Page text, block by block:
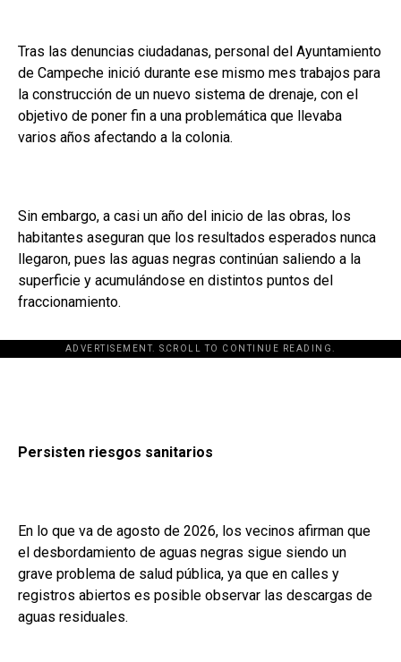
Tras las denuncias ciudadanas, personal del Ayuntamiento
de Campeche inició durante ese mismo mes trabajos para
la construcción de un nuevo sistema de drenaje, con el
objetivo de poner fin a una problemática que llevaba
varios años afectando a la colonia.
Sin embargo, a casi un año del inicio de las obras, los
habitantes aseguran que los resultados esperados nunca
llegaron, pues las aguas negras continúan saliendo a la
superficie y acumulándose en distintos puntos del
fraccionamiento.
ADVERTISEMENT. SCROLL TO CONTINUE READING.
Persisten riesgos sanitarios
En lo que va de agosto de 2026, los vecinos afirman que
el desbordamiento de aguas negras sigue siendo un
grave problema de salud pública, ya que en calles y
registros abiertos es posible observar las descargas de
aguas residuales.